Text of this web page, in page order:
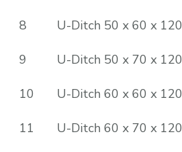
8 U-Ditch 50 x 60 x 120
9 U-Ditch 50 x 70 x 120
10 U-Ditch 60 x 60 x 120
11 U-Ditch 60 x 70 x 120